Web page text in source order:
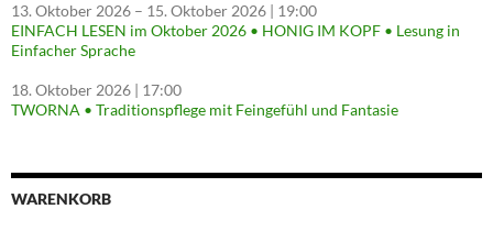
13. Oktober 2026 – 15. Oktober 2026 | 19:00
EINFACH LESEN im Oktober 2026 • HONIG IM KOPF • Lesung in
Einfacher Sprache
18. Oktober 2026 | 17:00
TWORNA • Traditionspflege mit Feingefühl und Fantasie
WARENKORB